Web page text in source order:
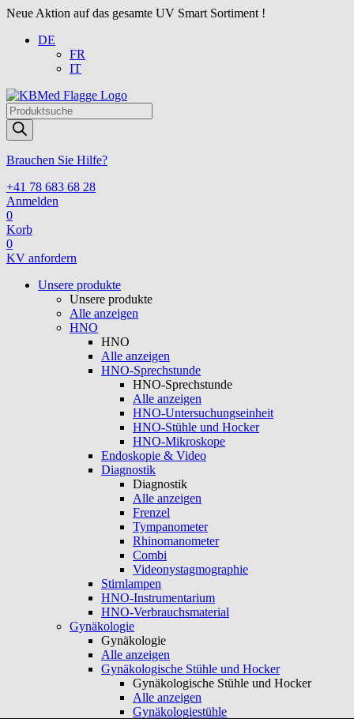
Neue Aktion auf das gesamte UV Smart Sortiment !
DE
FR
IT
Products
search
Brauchen Sie Hilfe?
+41 78 683 68 28
Anmelden
0
Korb
0
KV anfordern
Unsere produkte
Unsere produkte
Alle anzeigen
HNO
HNO
Alle anzeigen
HNO-Sprechstunde
HNO-Sprechstunde
Alle anzeigen
HNO-Untersuchungseinheit
HNO-Stühle und Hocker
HNO-Mikroskope
Endoskopie & Video
Diagnostik
Diagnostik
Alle anzeigen
Frenzel
Tympanometer
Rhinomanometer
Combi
Videonystagmographie
Stirnlampen
HNO-Instrumentarium
HNO-Verbrauchsmaterial
Gynäkologie
Gynäkologie
Alle anzeigen
Gynäkologische Stühle und Hocker
Gynäkologische Stühle und Hocker
Alle anzeigen
Gynäkologiestühle